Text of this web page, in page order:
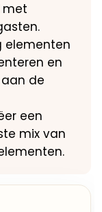
met
elementen
en
de
een
mix van